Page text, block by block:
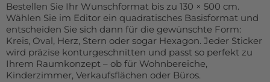
Bestellen Sie Ihr Wunschformat bis zu 130 × 500 cm.
Wählen Sie im Editor ein quadratisches Basisformat und
entscheiden Sie sich dann für die gewünschte Form:
Kreis, Oval, Herz, Stern oder sogar Hexagon. Jeder Sticker
wird präzise konturgeschnitten und passt so perfekt zu
Ihrem Raumkonzept – ob für Wohnbereiche,
Kinderzimmer, Verkaufsflächen oder Büros.